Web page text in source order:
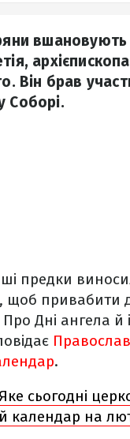
архієпископа
Він брав
Соборі.
предки
щоб привабити
Дні ангела й
.
сьогодні
календар на